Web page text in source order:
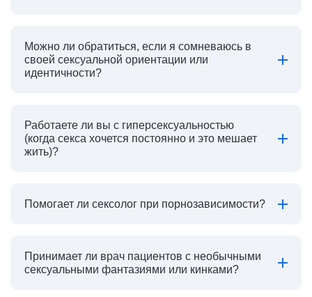
Можно ли обратиться, если я сомневаюсь в
своей сексуальной ориентации или
идентичности?
Работаете ли вы с гиперсексуальностью
(когда секса хочется постоянно и это мешает
жить)?
Помогает ли сексолог при порнозависимости?
Принимает ли врач пациентов с необычными
сексуальными фантазиями или кинками?